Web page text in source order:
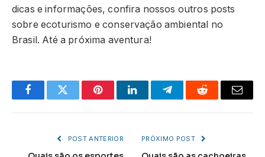
dicas e informações, confira nossos outros posts
sobre ecoturismo e conservação ambiental no
Brasil. Até a próxima aventura!
FacebookTwitter PinterestLinkedInTelegramReddit Email
POST ANTERIOR PRÓXIMO POST